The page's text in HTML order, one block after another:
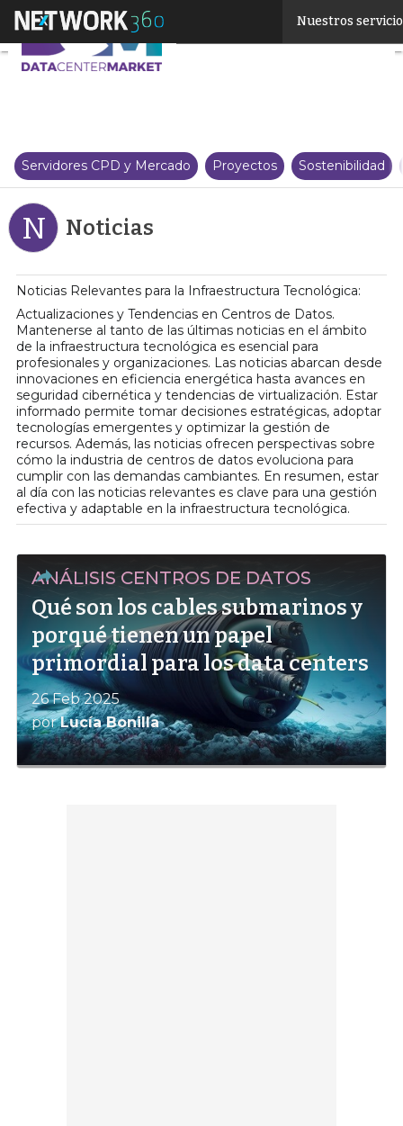
Nuestros
Servidores CPD y Mercado Proyectos Sostenibilidad
N Noticias
Noticias Relevantes para la Infraestructura Tecnológica:
Actualizaciones y Tendencias en Centros de Datos.
Mantenerse al tanto de las últimas noticias en el ámbito
de la infraestructura tecnológica es esencial para
profesionales y organizaciones. Las noticias abarcan desde
innovaciones en eficiencia energética hasta avances en
seguridad cibernética y tendencias de virtualización. Estar
informado permite tomar decisiones estratégicas, adoptar
tecnologías emergentes y optimizar la gestión de
recursos. Además, las noticias ofrecen perspectivas sobre
cómo la industria de centros de datos evoluciona para
cumplir con las demandas cambiantes. En resumen, estar
al día con las noticias relevantes es clave para una gestión
efectiva y adaptable en la infraestructura tecnológica.
ANÁLISIS CENTROS DE DATOS
Qué son los cables submarinos y
porqué tienen un papel
primordial para los data centers
26 Feb 2025
porLucía Bonilla